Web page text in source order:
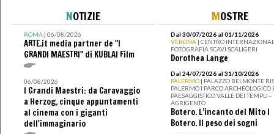
NOTIZIE
ROMA| 06/08/2026
ARTE.it media partner de "I
GRANDI MAESTRI" di KUBLAI Film
06/08/2026
I Grandi Maestri: da Caravaggio
a Herzog, cinque appuntamenti
al cinema con i giganti
dell'immaginario
MOSTRE
Dal 30/07/2026 al 01/11/2026
VERONA | CENTRO
FOTOGRAFIA SCAVI SCALIGERI
Dorothea Lange
Dal 24/07/2026 al 31/10/2026
PALERMO | PALAZZO BELMONTE
PALERMO I PARCO ARCHEOLOGICO
PAESAGGISTICO VALLE DEI TEMPLI -
AGRIGENTO
Botero. L’incanto del Mito I
Botero. Il peso dei sogni